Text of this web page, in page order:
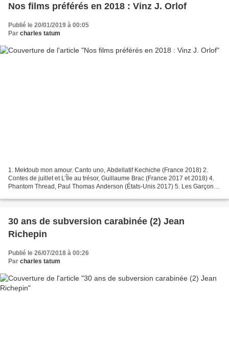
Nos films préférés en 2018 : Vinz J. Orlof
Publié le 20/01/2019 à 00:05
Par charles tatum
1. Mektoub mon amour. Canto uno, Abdellatif Kechiche (France 2018) 2.
Contes de juillet et L’Île au trésor, Guillaume Brac (France 2017 et 2018) 4.
Phantom Thread, Paul Thomas Anderson (États-Unis 2017) 5. Les Garçons
30 ans de subversion carabinée (2) Jean
Richepin
Publié le 26/07/2018 à 00:26
Par charles tatum